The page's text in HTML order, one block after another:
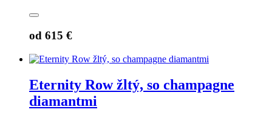
od 615 €
Eternity Row žltý, so champagne
diamantmi